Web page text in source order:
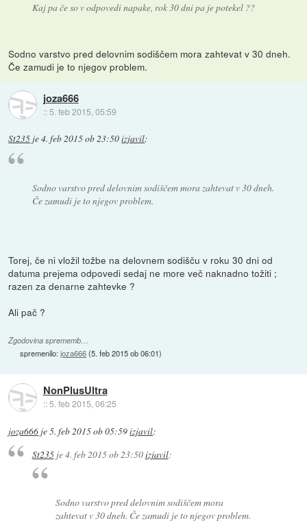
Kaj pa če so v odpovedi napake, rok 30 dni pa je potekel ??
Sodno varstvo pred delovnim sodiščem mora zahtevat v 30 dneh.
Če zamudi je to njegov problem.
joza666
:: 5. feb 2015, 05:59
St235 je4. feb 2015 ob 23:50izjavil:
Sodno varstvo pred delovnim sodiščem mora zahtevat v 30 dneh.
Če zamudi je to njegov problem.
Torej, če ni vložil tožbe na delovnem sodišču v roku 30 dni od
datuma prejema odpovedi sedaj ne more več naknadno tožiti ;
razen za denarne zahtevke ?
Ali pač ?
Zgodovina sprememb…
spremenilo:joza666(5. feb 2015 ob 06:01)
NonPlusUltra
::5. feb 2015, 06:25
joza666 je5. feb 2015 ob 05:59izjavil:
St235je4. feb 2015 ob 23:50izjavil:
Sodno varstvo pred delovnim sodiščem mora
zahtevat v 30 dneh. Če zamudi je to njegov problem.